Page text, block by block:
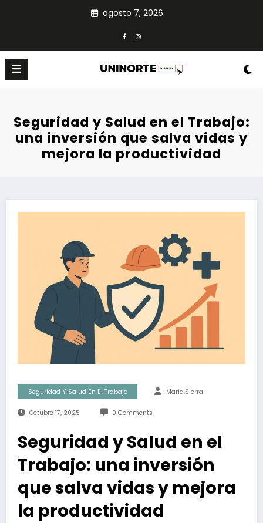
agosto 7, 2026
Seguridad y Salud en el Trabajo:
una inversión que salva vidas y
mejora la productividad
Seguridad Y Salud En El Trabajo Maria.sierra
Octubre 17, 2025 0 Comments
Seguridad y Salud en el
Trabajo: una inversión
que salva vidas y mejora
la productividad